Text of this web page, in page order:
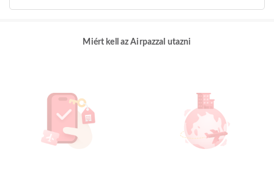
Miért kell az Airpazzal utazni